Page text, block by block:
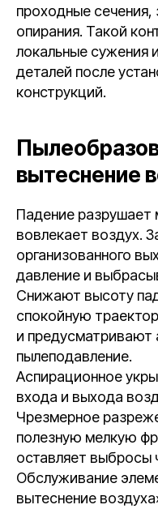
проходные
опирания. Такой
локальные сужения
деталей после
конструкций.
вытеснение
Падение разрушает
вовлекает воздух.
организованного
давление и
Снижают высоту
спокойную
и предусматривают
пылеподавление.
Аспирационное
входа и выхода
Чрезмерное
полезную мелкую
оставляет выбросы
Обслуживание
вытеснение